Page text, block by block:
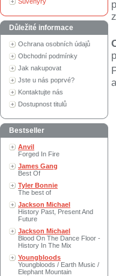
Důležité informace
Ochrana osobních údajů
Obchodní podmínky
Jak nakupovat
Jste u nás poprvé?
Kontaktujte nás
Dostupnost titulů
Bestseller
Anvil
Forged In Fire
James Gang
Best Of
Tyler Bonnie
The best of
Jackson Michael
History Past, Present And
Future
Jackson Michael
Blood On The Dance Floor -
History In The Mix
Youngbloods
Youngbloods / Earth Music /
Elephant Mountain